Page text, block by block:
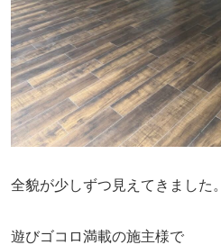
全貌が少しずつ見えてきました。
遊びゴコロ満載の施主様で